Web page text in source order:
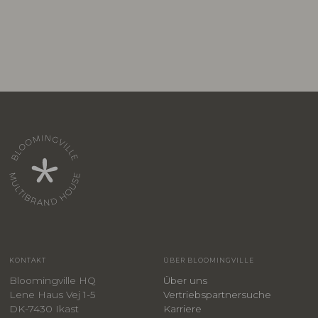
KONTAKT
Bloomingville HQ
Lene Haus Vej 1-5
DK-7430 Ikast
ÜBER BLOOMINGVILLE
Über uns
Vertriebspartnersuche
Karriere